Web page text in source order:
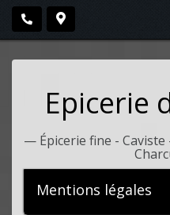
Epicerie
— Épicerie fine -
Mentions légales